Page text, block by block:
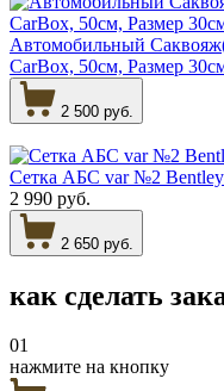
Автомобильный
CarBox, 50см, Размер
2 500 руб.
Сетка АБС var №2
2 990 руб.
2 650 руб.
как сделать
01
нажмите на кнопку